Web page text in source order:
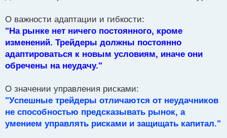
и
т
а
н
н
ы
о
с
т
О важности адаптации и гибкости:
"На рынке нет ничего постоянного, кроме
изменений. Трейдеры должны постоянно
адаптироваться к новым условиям, иначе они
обречены на неудачу."
О значении управления рисками:
"Успешные трейдеры отличаются от неудачников
не способностью предсказывать рынок, а
умением управлять рисками и защищать капитал."